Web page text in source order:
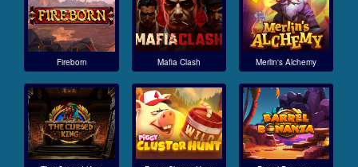
Fireborn Mafia Clash Merlin's Alchemy